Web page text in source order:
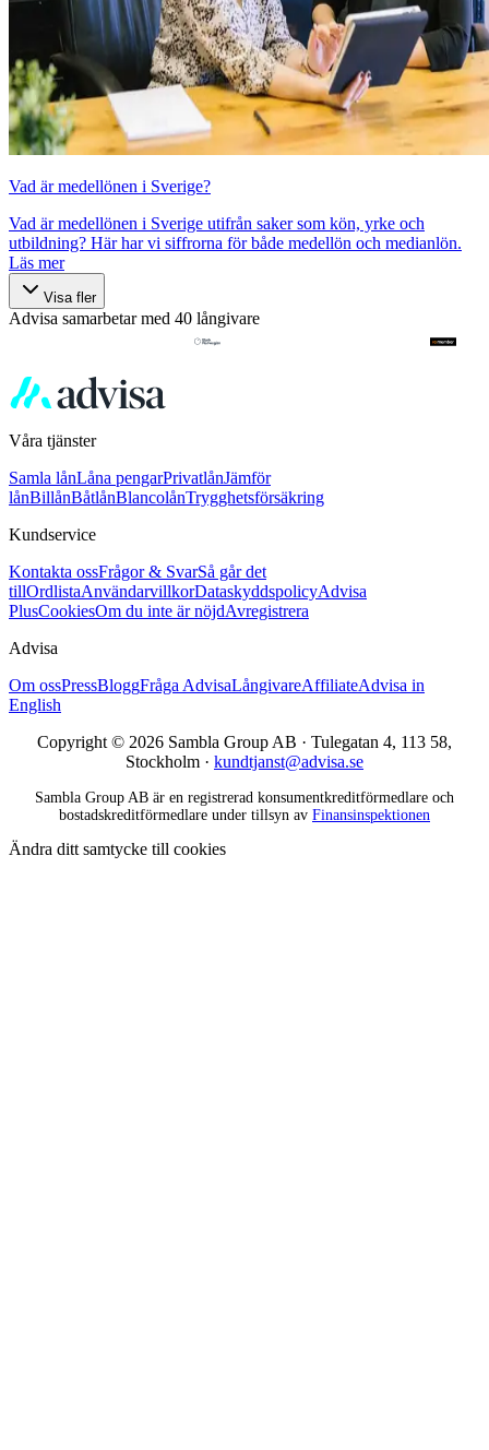
Vad är medellönen i Sverige?
Vad är medellönen i Sverige utifrån saker som kön, yrke och
utbildning? Här har vi siffrorna för både medellön och medianlön.
Läs mer
Visa fler
Advisa samarbetar med 40 långivare
Våra tjänster
Samla lånLåna pengarPrivatlånJämför
lånBillånBåtlånBlancolånTrygghetsförsäkring
Kundservice
Kontakta ossFrågor & SvarSå går det
tillOrdlistaAnvändarvillkorDataskyddspolicyAdvisa
PlusCookiesOm du inte är nöjdAvregistrera
Advisa
Om ossPressBloggFråga AdvisaLångivareAffiliateAdvisa in
English
Copyright © 2026 Sambla Group AB · Tulegatan 4, 113 58,
Stockholm · kundtjanst@advisa.se
Sambla Group AB är en registrerad konsumentkreditförmedlare och
bostadskreditförmedlare under tillsyn av Finansinspektionen
Ändra ditt samtycke till cookies